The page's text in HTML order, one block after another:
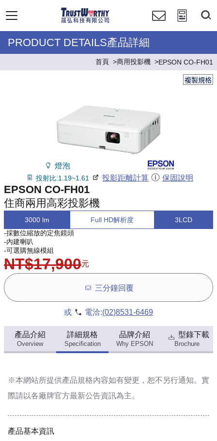
PRODUCT DETAILS產品詳細
首頁 商用投影機 EPSON CO-FH01
複製規格
燈泡
投射比:1.19~1.61 投影距離計算 保固說明
EPSON CO-FH01
住商兩用高彩投影機
3000 lm Full HD解析度
3LCD
-採數位縮放的定焦鏡頭
-內建喇叭
-可選購無線模組
NT$17,900元
三分鐘回覆
或 電洽:(02)8531-6469
產品介紹
Overview
詳細規格
Specification
品牌介紹
Why EPSON
型錄下載
Brochure
※本網站所提供產品規格內容如有變更，恕不另行通知。實
際請以各廠牌官方最新公告資訊為主。
產品基本資訊